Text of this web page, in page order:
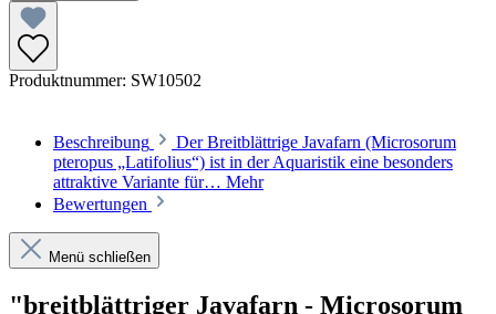
Produktnummer: SW10502
Beschreibung
Der Breitblättrige Javafarn (Microsorum
pteropus „Latifolius“) ist in der Aquaristik eine besonders
attraktive Variante für… Mehr
Bewertungen
Menü schließen
"breitblättriger Javafarn - Microsorum